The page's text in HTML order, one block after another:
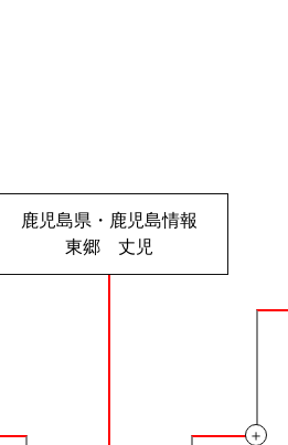
＋
鹿児島県・鹿児島情報
東郷 丈児